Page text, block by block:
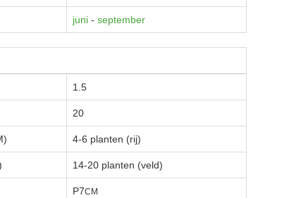
juni -september
1.5
20
4-6 planten (rij)
14-20 planten (veld)
P7CM